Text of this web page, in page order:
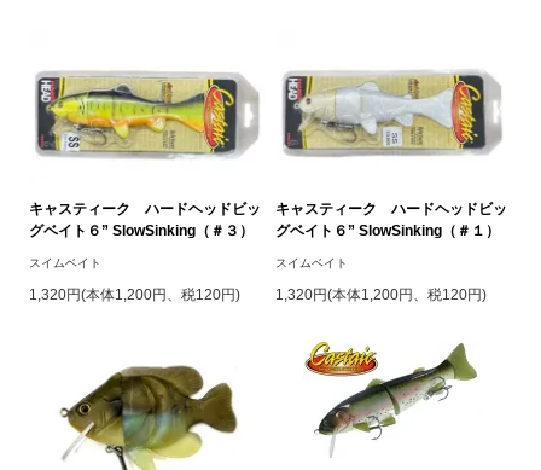
キャスティーク ハードヘッドビッ
グベイト６” SlowSinking（＃３）
スイムベイト
1,320円(本体1,200円、税120円)
キャスティーク ハードヘッドビッ
グベイト６” SlowSinking（＃１）
スイムベイト
1,320円(本体1,200円、税120円)